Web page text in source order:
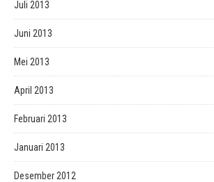
Juli 2013
Juni 2013
Mei 2013
April 2013
Februari 2013
Januari 2013
Desember 2012